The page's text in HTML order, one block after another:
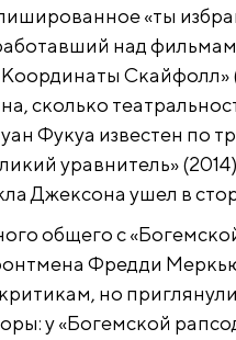
«ты
над
Скайфолл»
сколько
Фукуа известен по
уравнитель»
Джексона ушел в
общего с
Фредди
но
у «Богемской